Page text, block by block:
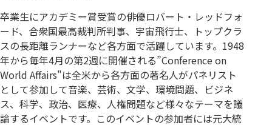
卒業生にアカデミー賞受賞の俳優ロバート・レッドフォ
ード、合衆国最高裁判所判事、宇宙飛行士、トップクラ
スの長距離ランナーなど各方面で活躍しています。1948
年から毎年4月の第2週に開催される”Conference on
World Affairs"は全米から各方面の著名人がパネリスト
として参加して音楽、芸術、文学、環境問題、ビジネ
ス、科学、政治、医療、人権問題など様々なテーマを議
論するイベントです。このイベントの参加者には元大統